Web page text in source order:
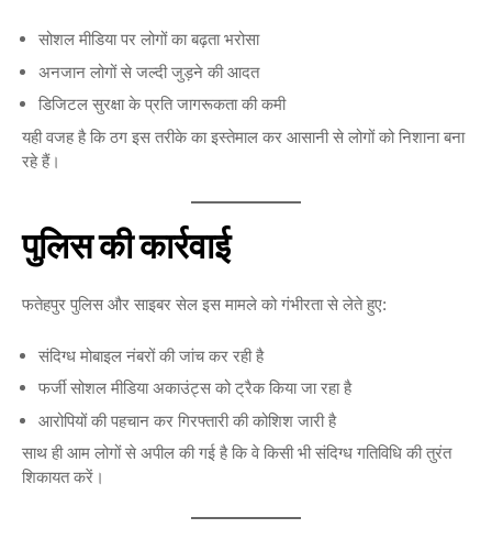
सोशल मीडिया पर लोगों का बढ़ता भरोसा
अनजान लोगों से जल्दी जुड़ने की आदत
डिजिटल सुरक्षा के प्रति जागरूकता की कमी
यही वजह है कि ठग इस तरीके का इस्तेमाल कर आसानी से लोगों को निशाना बना
रहे हैं।
पुलिस की कार्रवाई
फतेहपुर पुलिस और साइबर सेल इस मामले को गंभीरता से लेते हुए:
संदिग्ध मोबाइल नंबरों की जांच कर रही है
फर्जी सोशल मीडिया अकाउंट्स को ट्रैक किया जा रहा है
आरोपियों की पहचान कर गिरफ्तारी की कोशिश जारी है
साथ ही आम लोगों से अपील की गई है कि वे किसी भी संदिग्ध गतिविधि की तुरंत
शिकायत करें।